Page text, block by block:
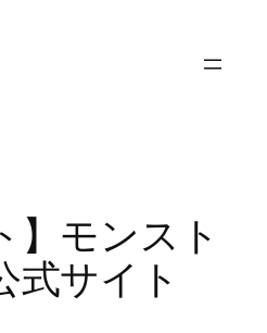
】モンスト
式サイト